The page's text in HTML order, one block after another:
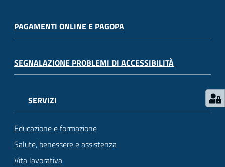
PAGAMENTI ONLINE E PAGOPA
SEGNALAZIONE PROBLEMI DI ACCESSIBILITÀ
SERVIZI
Educazione e formazione
Salute, benessere e assistenza
Vita lavorativa